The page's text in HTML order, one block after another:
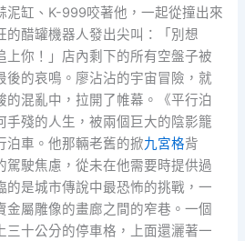
泥缸、K-999咬著他，一起從撞出來
的醋罐機器人發出尖叫：「別想
上你！」店內剩下的所有空盤子被
後的哀鳴。廖沾沾的宇宙冒險，就
的混亂中，拉開了帷幕。《平行泊
手殘的人生，被兩個巨大的陰影籠
泊車。他那輛老舊的掀九宮格背
駕駛焦慮，從未在他需要時提供過
的是城市傳說中最恐怖的挑戰，一
金屬雕像的畫廊之間的窄巷。一個
三十公分的停車格，上面還灑著一